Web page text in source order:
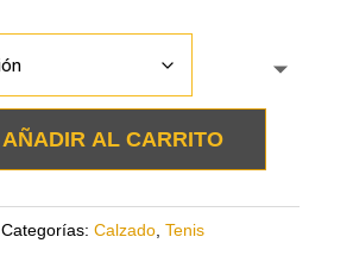
AÑADIR AL CARRITO
Categorías: Calzado, Tenis